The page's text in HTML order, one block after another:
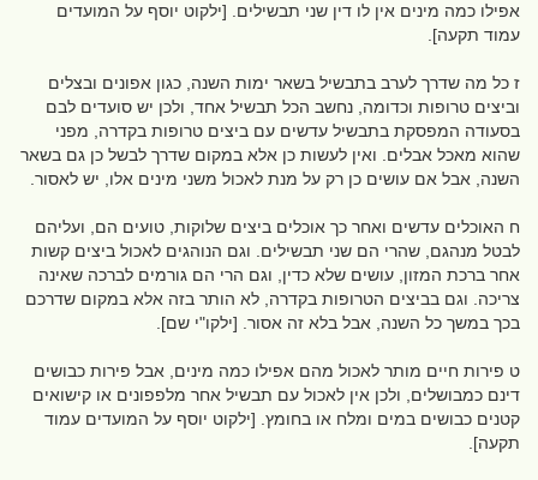
אפילו כמה מינים אין לו דין שני תבשילים. [ילקוט יוסף על המועדים
עמוד תקעה].
ז כל מה שדרך לערב בתבשיל בשאר ימות השנה, כגון אפונים ובצלים
וביצים טרופות וכדומה, נחשב הכל תבשיל אחד, ולכן יש סועדים לבם
בסעודה המפסקת בתבשיל עדשים עם ביצים טרופות בקדרה, מפני
שהוא מאכל אבלים. ואין לעשות כן אלא במקום שדרך לבשל כן גם בשאר
השנה, אבל אם עושים כן רק על מנת לאכול משני מינים אלו, יש לאסור.
ח האוכלים עדשים ואחר כך אוכלים ביצים שלוקות, טועים הם, ועליהם
לבטל מנהגם, שהרי הם שני תבשילים. וגם הנוהגים לאכול ביצים קשות
אחר ברכת המזון, עושים שלא כדין, וגם הרי הם גורמים לברכה שאינה
צריכה. וגם בביצים הטרופות בקדרה, לא הותר בזה אלא במקום שדרכם
בכך במשך כל השנה, אבל בלא זה אסור. [ילקו"י שם].
ט פירות חיים מותר לאכול מהם אפילו כמה מינים, אבל פירות כבושים
דינם כמבושלים, ולכן אין לאכול עם תבשיל אחר מלפפונים או קישואים
קטנים כבושים במים ומלח או בחומץ. [ילקוט יוסף על המועדים עמוד
תקעה].